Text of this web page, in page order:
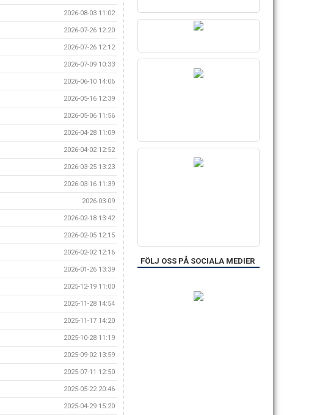
2026-08-03 11:02
2026-07-26 12:20
2026-07-26 12:12
2026-07-09 10:33
2026-06-10 14:06
2026-05-16 12:39
2026-05-06 11:56
2026-04-28 11:09
2026-04-02 12:52
2026-03-25 13:23
2026-03-16 11:39
2026-03-09
2026-02-18 13:42
2026-02-05 12:15
2026-02-02 12:16
2026-01-26 13:39
2025-12-19 11:00
2025-11-28 14:54
2025-11-17 14:20
2025-10-28 11:19
2025-09-02 13:59
2025-07-11 12:50
2025-05-22 20:46
2025-04-29 15:20
FÖLJ OSS PÅ SOCIALA MEDIER